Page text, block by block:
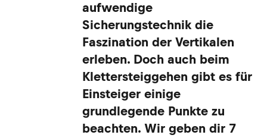
aufwendige
Sicherungstechnik die
Faszination der Vertikalen
erleben. Doch auch beim
Klettersteiggehen gibt es für
Einsteiger einige
grundlegende Punkte zu
beachten. Wir geben dir 7